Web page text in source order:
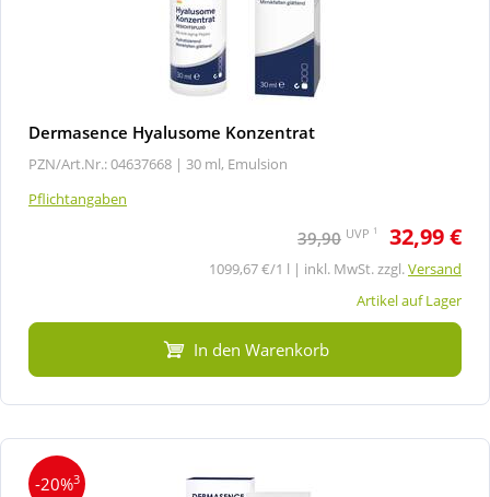
Dermasence Hyalusome Konzentrat
PZN/Art.Nr.: 04637668 | 30 ml, Emulsion
Pflichtangaben
39,90 UVP 1 32,99 €
1099,67 €/1 l | inkl. MwSt. zzgl.Versand
Artikel auf Lager
In den Warenkorb
-20%3